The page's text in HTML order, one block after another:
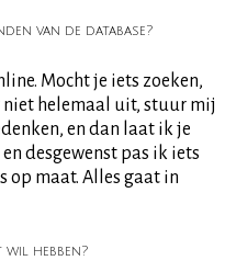
van de database?
Mocht je iets zoeken,
niet helemaal uit, stuur mij
en dan laat ik je
desgewenst pas ik iets
op maat. Alles gaat in
hebben?